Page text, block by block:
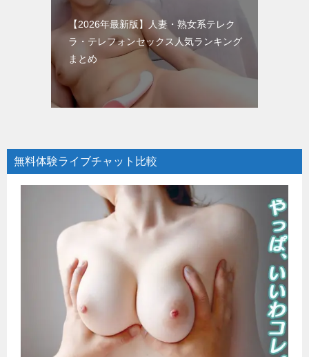
【2026年最新版】人妻・熟女系テレク
ラ・テレフォンセックス人気ランキング
まとめ
無料体験ライブチャット比較